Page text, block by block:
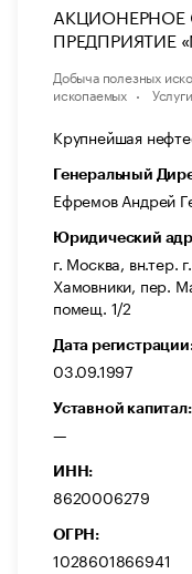
ПРЕДПРИЯТИЕ
Добыча полезных
ископаемых
Крупнейшая
Генеральный
Ефремов Андрей
Юридический
г. Москва, вн.тер.
Хамовники, пер.
помещ. 1/2
Дата
03.09.1997
Уставной капитал:
—
ИНН:
8620006279
ОГРН:
1028601866941